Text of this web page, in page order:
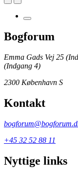
Bogforum
Emma Gads Vej 25
(Indgang 4)
2300 København S
Kontakt
+45 32 52 88 11
Nyttige links